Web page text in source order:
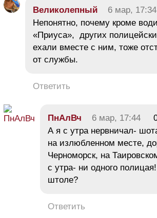
Великолепный 6 мар, 17:34
Непонятно, почему кроме
«Приуса», других
ехали вместе с ним, тоже
от службы.
Ответить
ПнАлВч 6 мар, 17:44
А я с утра нервничал-
на излюбленном месте,
Черноморск, на
с утра- ни одного
штоле?
Ответить